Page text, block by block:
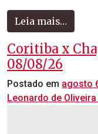
Leia mais…
Coritiba x
08/08/26
Postado em agosto
Leonardo de Oliveira